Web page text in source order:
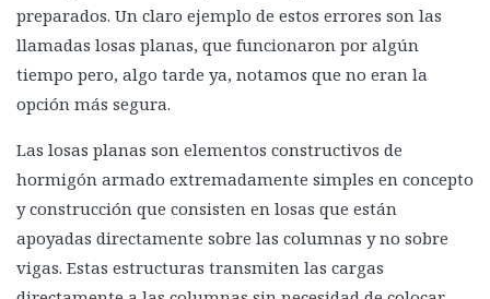
preparados. Un claro ejemplo de estos errores son las
llamadas losas planas, que funcionaron por algún
tiempo pero, algo tarde ya, notamos que no eran la
opción más segura.
Las losas planas son elementos constructivos de
hormigón armado extremadamente simples en concepto
y construcción que consisten en losas que están
apoyadas directamente sobre las columnas y no sobre
vigas. Estas estructuras transmiten las cargas